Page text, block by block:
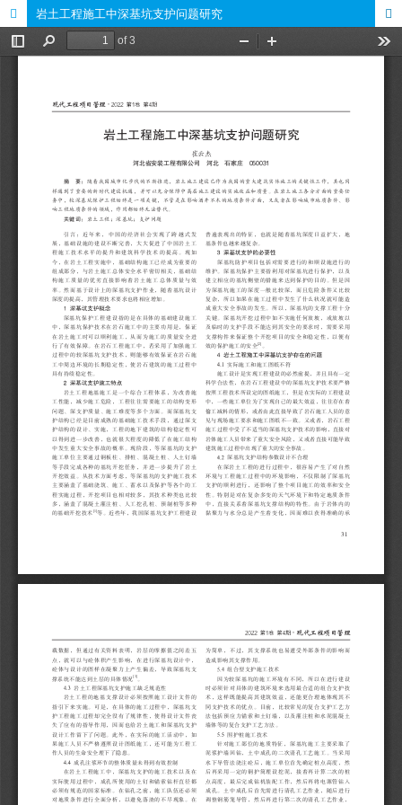
岩土工程施工中深基坑支护问题研究